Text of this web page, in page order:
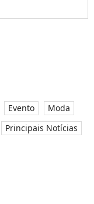
Evento
Moda
Principais Notícias